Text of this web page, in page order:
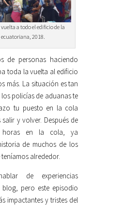
a todo el edificio de la
2018.
de personas haciendo
toda la vuelta al edificio
más. La situación es tan
policías de aduanas te
tu puesto en la cola
y volver. Después de
horas en la cola, ya
de muchos de los
alrededor.
de experiencias
blog, pero este episodio
impactantes y tristes del